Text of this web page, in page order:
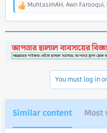
R
t
i
MuhtasimAH, Awn Farooqui,
You must log in
Similar content Most